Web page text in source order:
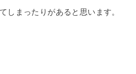
しまったりがあると思います。